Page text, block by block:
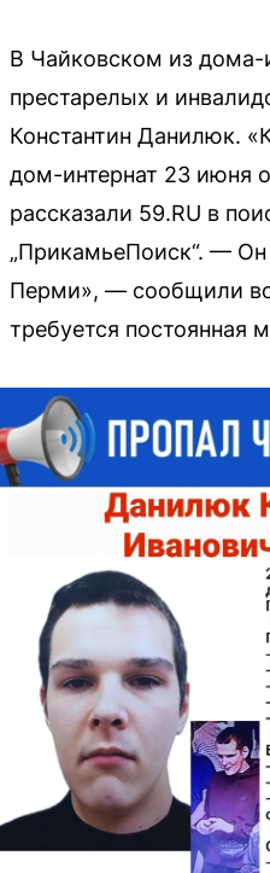
В Чайковском из дома-
престарелых и
Константин Данилюк.
дом-интернат 23 июня
рассказали 59.RU в
„ПрикамьеПоиск“. —
Перми», — сообщили
требуется постоянная